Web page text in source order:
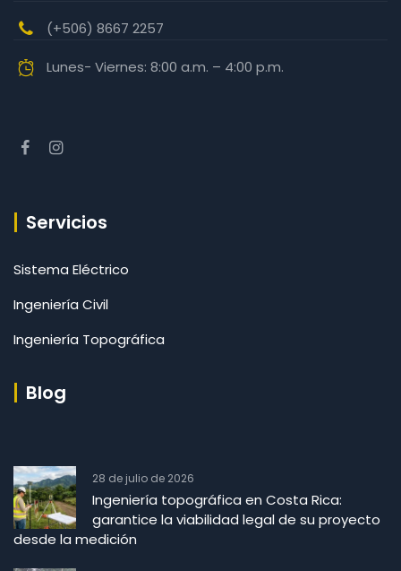
(+506) 8667 2257‬
Lunes- Viernes: 8:00 a.m. – 4:00 p.m.
Servicios
Sistema Eléctrico
Ingeniería Civil
Ingeniería Topográfica
Blog
28 de julio de 2026
Ingeniería topográfica en Costa Rica:
garantice la viabilidad legal de su proyecto
desde la medición